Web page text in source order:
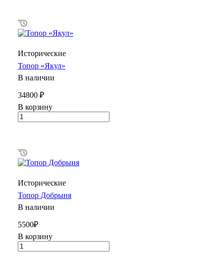
Исторические
Топор «Якул»
В наличии
34800 ₽
В корзину
Исторические
Топор Добрыня
В наличии
5500₽
В корзину